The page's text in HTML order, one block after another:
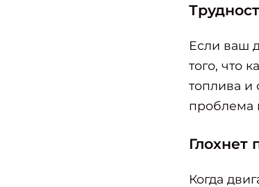
Если ваш
того, что
топлива и
проблема
Глохнет
Когда